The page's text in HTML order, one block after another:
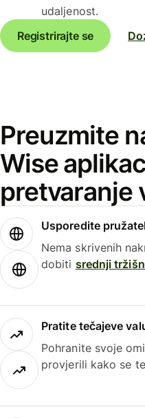
udaljenost.
Registrirajte se
Preuzmite
Wise
pretvaranje
Usporedite
Nema skrivenih
dobiti srednji
Pratite tečajeve
Pohranite svoje
provjerili kako se